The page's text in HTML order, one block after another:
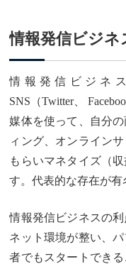
情報発信ビジネ
情報発信ビジネ
SNS（Twitter、
媒体を使って、自分
ィング、オンライン
もらいマネタイズ（
す。代表的な存在が有
情報発信ビジネスの
ネット環境が整い、
者でもスタートでき